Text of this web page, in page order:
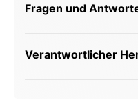
Fragen und
Verantwortlicher